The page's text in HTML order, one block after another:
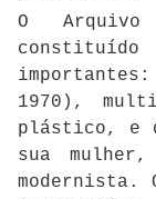
O
importantes:
1970),
plástico, e
sua
modernista.